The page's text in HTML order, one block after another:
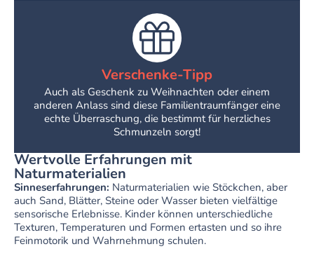
Verschenke-Tipp
Auch als Geschenk zu Weihnachten oder einem
anderen Anlass sind diese Familientraumfänger eine
echte Überraschung, die bestimmt für herzliches
Schmunzeln sorgt!
Wertvolle Erfahrungen mit
Naturmaterialien
Sinneserfahrungen: Naturmaterialien wie Stöckchen, aber
auch Sand, Blätter, Steine oder Wasser bieten vielfältige
sensorische Erlebnisse. Kinder können unterschiedliche
Texturen, Temperaturen und Formen ertasten und so ihre
Feinmotorik und Wahrnehmung schulen.